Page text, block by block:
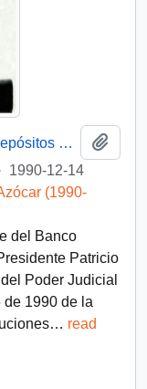
[Documentos relacionados con los depósitos del Poder Judicial]
· 1990-12-14
(1990-
del Banco
Patricio
Poder Judicial
de 1990 de la
… read